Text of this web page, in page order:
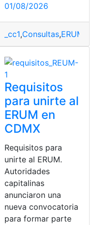
01/08/2026
_cc1,Consultas,ERUM
Requisitos
para unirte al
ERUM en
CDMX
Requisitos para
unirte al ERUM.
Autoridades
capitalinas
anunciaron una
nueva convocatoria
para formar parte